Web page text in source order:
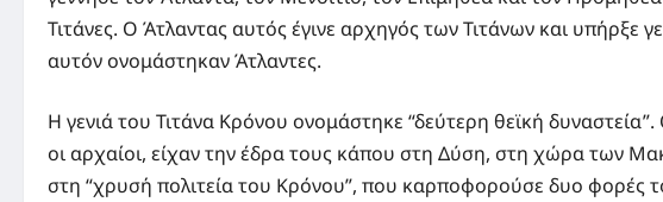
Τιτάνες. Ο Άτλαντας αυτός έγινε αρχηγός των Τιτάνων και υπήρξε
αυτόν ονομάστηκαν Άτλαντες.
Η γενιά του Τιτάνα Κρόνου ονομάστηκε “δεύτερη θεϊκή
οι αρχαίοι, είχαν την έδρα τους κάπου στη Δύση, στη χώρα των
στη “χρυσή πολιτεία του Κρόνου”, που καρποφορούσε δυο φορές